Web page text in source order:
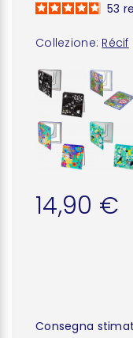
Collezione: Récif
53
14,90 €
Consegna